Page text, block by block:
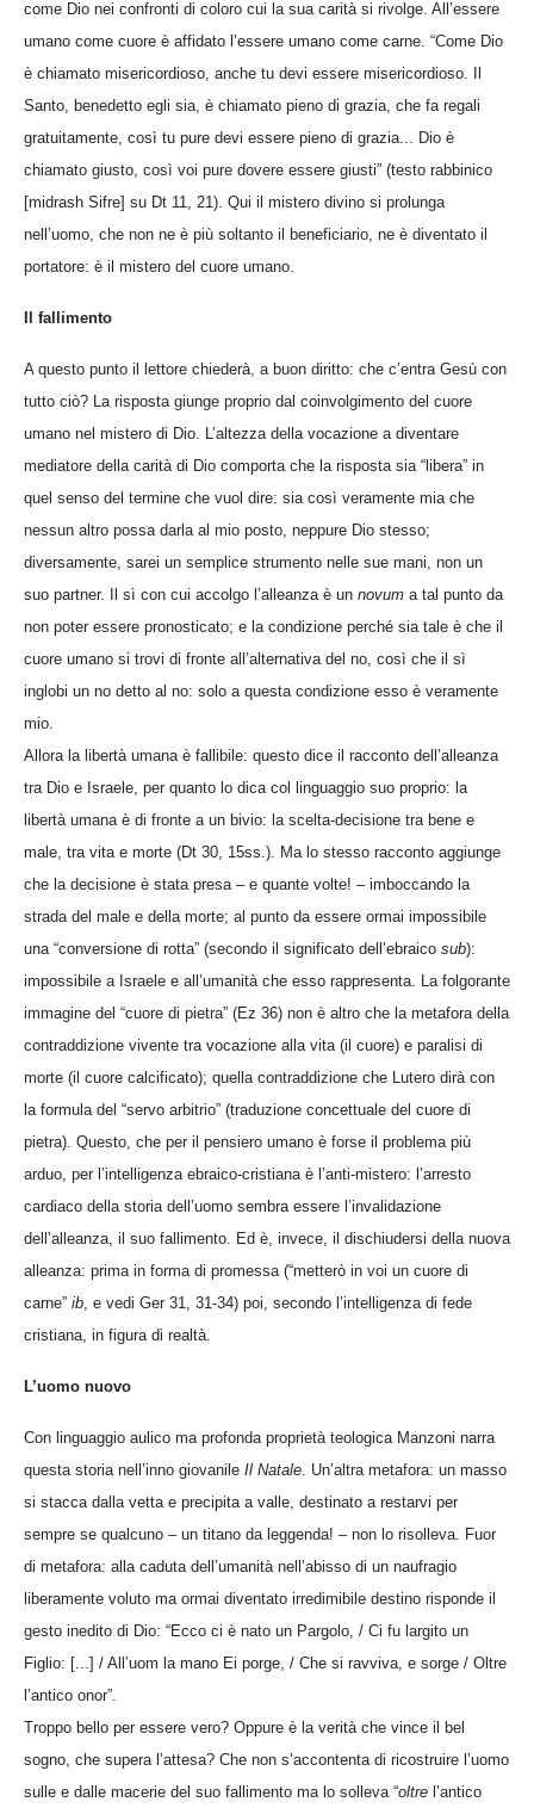
come Dio nei confronti di coloro cui la sua carità si rivolge. All’essere
umano come cuore è affidato l’essere umano come carne. “Come Dio
è chiamato misericordioso, anche tu devi essere misericordioso. Il
Santo, benedetto egli sia, è chiamato pieno di grazia, che fa regali
gratuitamente, così tu pure devi essere pieno di grazia... Dio è
chiamato giusto, così voi pure dovere essere giusti” (testo rabbinico
[midrash Sifre] su Dt 11, 21). Qui il mistero divino si prolunga
nell’uomo, che non ne è più soltanto il beneficiario, ne è diventato il
portatore: è il mistero del cuore umano.
Il fallimento
A questo punto il lettore chiederà, a buon diritto: che c’entra Gesù con
tutto ciò? La risposta giunge proprio dal coinvolgimento del cuore
umano nel mistero di Dio. L’altezza della vocazione a diventare
mediatore della carità di Dio comporta che la risposta sia “libera” in
quel senso del termine che vuol dire: sia così veramente mia che
nessun altro possa darla al mio posto, neppure Dio stesso;
diversamente, sarei un semplice strumento nelle sue mani, non un
suo partner. Il sì con cui accolgo l’alleanza è un novum a tal punto da
non poter essere pronosticato; e la condizione perché sia tale è che il
cuore umano si trovi di fronte all’alternativa del no, così che il sì
inglobi un no detto al no: solo a questa condizione esso è veramente
mio.
Allora la libertà umana è fallibile: questo dice il racconto dell’alleanza
tra Dio e Israele, per quanto lo dica col linguaggio suo proprio: la
libertà umana è di fronte a un bivio: la scelta-decisione tra bene e
male, tra vita e morte (Dt 30, 15ss.). Ma lo stesso racconto aggiunge
che la decisione è stata presa – e quante volte! – imboccando la
strada del male e della morte; al punto da essere ormai impossibile
una “conversione di rotta” (secondo il significato dell’ebraico sub):
impossibile a Israele e all’umanità che esso rappresenta. La folgorante
immagine del “cuore di pietra” (Ez 36) non è altro che la metafora della
contraddizione vivente tra vocazione alla vita (il cuore) e paralisi di
morte (il cuore calcificato); quella contraddizione che Lutero dirà con
la formula del “servo arbitrio” (traduzione concettuale del cuore di
pietra). Questo, che per il pensiero umano è forse il problema più
arduo, per l’intelligenza ebraico-cristiana è l’anti-mistero: l’arresto
cardiaco della storia dell’uomo sembra essere l’invalidazione
dell’alleanza, il suo fallimento. Ed è, invece, il dischiudersi della nuova
alleanza: prima in forma di promessa (“metterò in voi un cuore di
carne” ib , e vedi Ger 31, 31-34) poi, secondo l’intelligenza di fede
cristiana, in figura di realtà.
L’uomo nuovo
Con linguaggio aulico ma profonda proprietà teologica Manzoni narra
questa storia nell’inno giovanile Il Natale . Un’altra metafora: un masso
si stacca dalla vetta e precipita a valle, destinato a restarvi per
sempre se qualcuno – un titano da leggenda! – non lo risolleva. Fuor
di metafora: alla caduta dell’umanità nell’abisso di un naufragio
liberamente voluto ma ormai diventato irredimibile destino risponde il
gesto inedito di Dio: “Ecco ci è nato un Pargolo, / Ci fu largito un
Figlio: [...] / All’uom la mano Ei porge, / Che si ravviva, e sorge / Oltre
l’antico onor”.
Troppo bello per essere vero? Oppure è la verità che vince il bel
sogno, che supera l’attesa? Che non s’accontenta di ricostruire l’uomo
sulle e dalle macerie del suo fallimento ma lo solleva “oltre l’antico